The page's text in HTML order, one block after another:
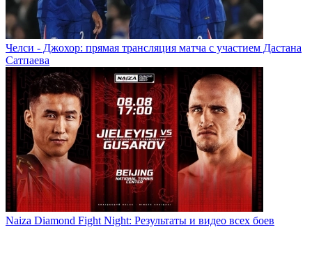
Челси - Джохор: прямая трансляция матча с участием Дастана
Сатпаева
Naiza Diamond Fight Night: Результаты и видео всех боев